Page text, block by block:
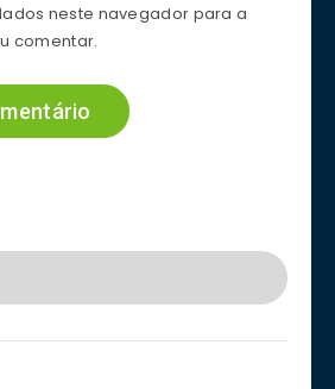
neste navegador para a
comentar.